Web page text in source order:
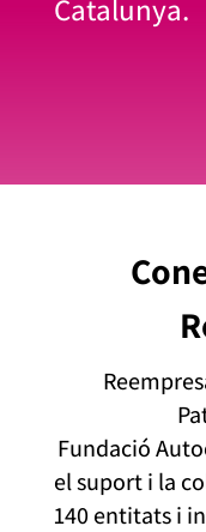
Catalunya.
Fundació
el suport i la
140 entitats i